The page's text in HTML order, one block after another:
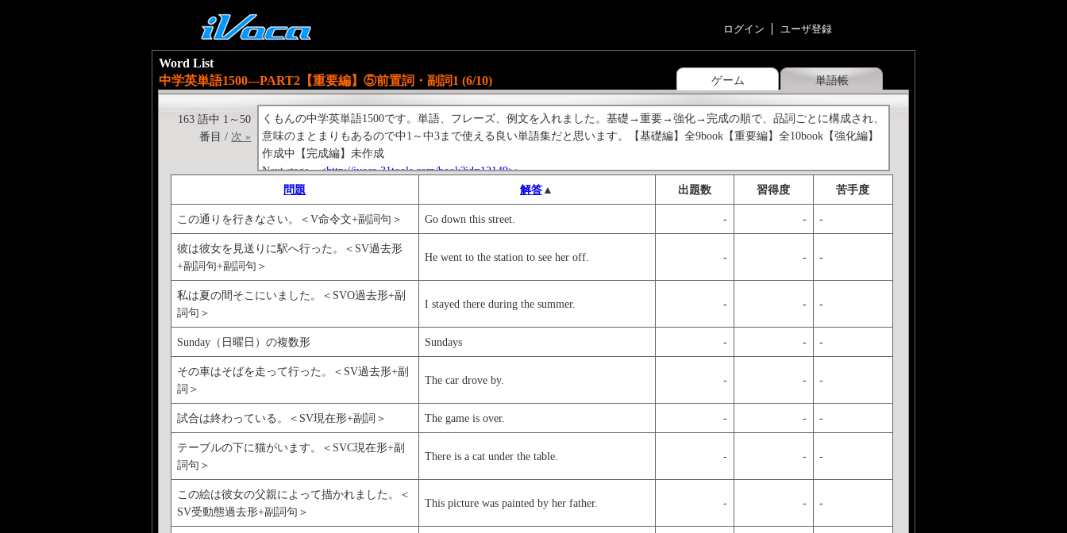
ログイン ユーザ登録
ゲーム 単語帳
Word List
中学英単語1500---PART2【重要編】⑤前置詞・副詞1 (6/10)
くもんの中学英単語1500です。単語、フレーズ、例文を入れました。基礎→重要→強化→完成の順で、品詞ごとに構成され、
意味のまとまりもあるので中1～中3まで使える良い単語集だと思います。【基礎編】全9book【重要編】全10book【強化編】
作成中【完成編】未作成
Next stage→<http://ivoca.31tools.com/book?id=12149>;
Previous stage→<
http://ivoca.31tools.com/book?id=10602>;
くもんの中学英文法シリーズもお勧めです。
<http://ivoca.31tools.com/book?id=10432>;
163 語中 1～50
番目 / 次 »
問題 解答▲ 出題数 習得度 苦手度
この通りを行きなさい。＜V命令文+副詞句＞ Go down this street. - - -
彼は彼女を見送りに駅へ行った。＜SV過去形
+副詞句+副詞句＞
He went to the station to see her off. - - -
私は夏の間そこにいました。＜SVO過去形+副
詞句＞
I stayed there during the summer. - - -
Sunday（日曜日）の複数形 Sundays - - -
その車はそばを走って行った。＜SV過去形+副
詞＞
The car drove by. - - -
試合は終わっている。＜SV現在形+副詞＞ The game is over. - - -
テーブルの下に猫がいます。＜SVC現在形+副
詞句＞
There is a cat under the table. - - -
この絵は彼女の父親によって描かれました。＜
SV受動態過去形+副詞句＞
This picture was painted by her father. - - -